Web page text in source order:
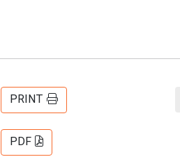
PRINT
PDF